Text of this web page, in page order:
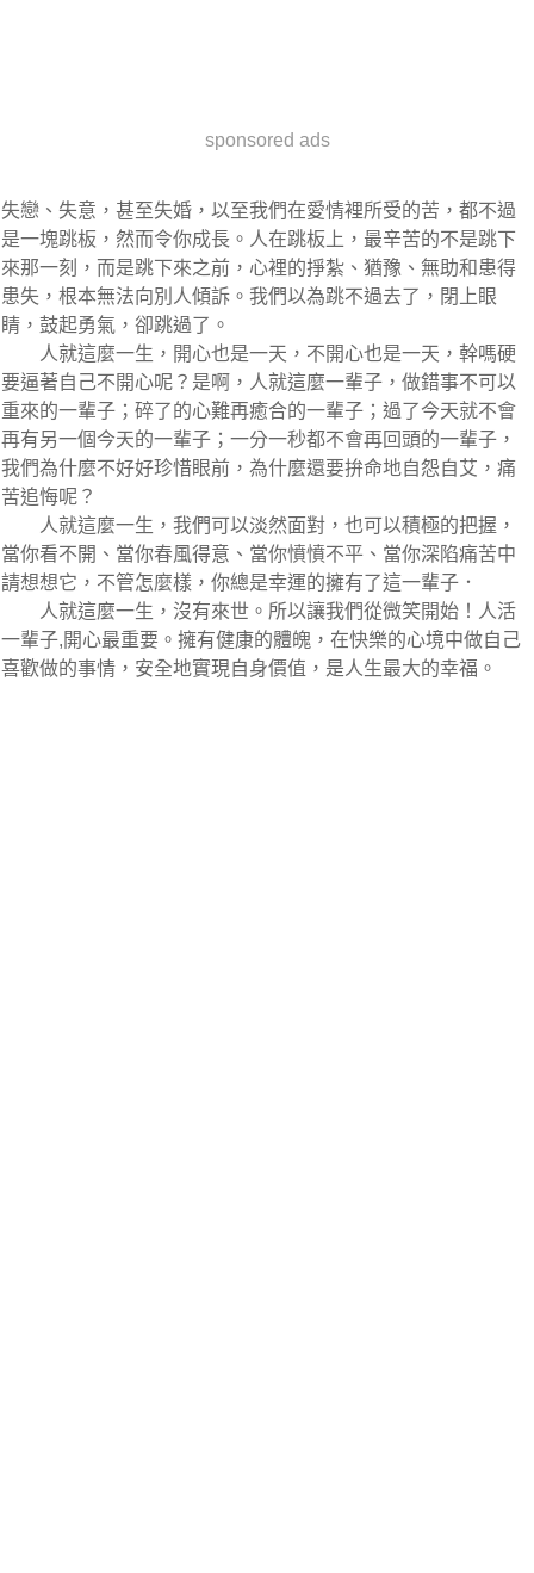
sponsored ads
失戀、失意，甚至失婚，以至我們在愛情裡所受的苦，都不過
是一塊跳板，然而令你成長。人在跳板上，最辛苦的不是跳下
來那一刻，而是跳下來之前，心裡的掙紮、猶豫、無助和患得
患失，根本無法向別人傾訴。我們以為跳不過去了，閉上眼
睛，鼓起勇氣，卻跳過了。
人就這麼一生，開心也是一天，不開心也是一天，幹嗎硬
要逼著自己不開心呢？是啊，人就這麼一輩子，做錯事不可以
重來的一輩子；碎了的心難再癒合的一輩子；過了今天就不會
再有另一個今天的一輩子；一分一秒都不會再回頭的一輩子，
我們為什麼不好好珍惜眼前，為什麼還要拚命地自怨自艾，痛
苦追悔呢？
人就這麼一生，我們可以淡然面對，也可以積極的把握，
當你看不開、當你春風得意、當你憤憤不平、當你深陷痛苦中
請想想它，不管怎麼樣，你總是幸運的擁有了這一輩子．
人就這麼一生，沒有來世。所以讓我們從微笑開始！人活
一輩子,開心最重要。擁有健康的體魄，在快樂的心境中做自己
喜歡做的事情，安全地實現自身價值，是人生最大的幸福。